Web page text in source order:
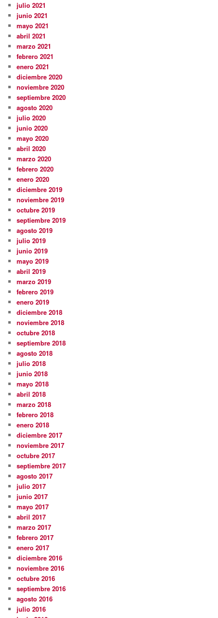
julio 2021
junio 2021
mayo 2021
abril 2021
marzo 2021
febrero 2021
enero 2021
diciembre 2020
noviembre 2020
septiembre 2020
agosto 2020
julio 2020
junio 2020
mayo 2020
abril 2020
marzo 2020
febrero 2020
enero 2020
diciembre 2019
noviembre 2019
octubre 2019
septiembre 2019
agosto 2019
julio 2019
junio 2019
mayo 2019
abril 2019
marzo 2019
febrero 2019
enero 2019
diciembre 2018
noviembre 2018
octubre 2018
septiembre 2018
agosto 2018
julio 2018
junio 2018
mayo 2018
abril 2018
marzo 2018
febrero 2018
enero 2018
diciembre 2017
noviembre 2017
octubre 2017
septiembre 2017
agosto 2017
julio 2017
junio 2017
mayo 2017
abril 2017
marzo 2017
febrero 2017
enero 2017
diciembre 2016
noviembre 2016
octubre 2016
septiembre 2016
agosto 2016
julio 2016